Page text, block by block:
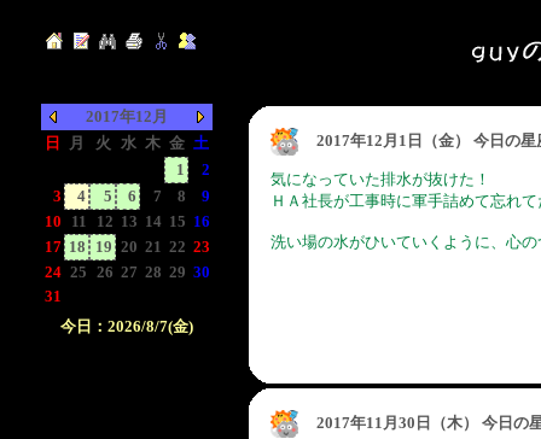
2017年12月
日
月 火 水 木 金 土
1
2
3
4 5 6 7 8
9
10
11 12 13 14 15 16
17 18 19 20 21 22 23
24 25 26 27 28 29 30
31
今日：2026/8/7(金)
2017年12月1日（金） 今日の
気になっていた排水が抜けた！
ＨＡ社長が工事時に軍手詰めて忘れ
洗い場の水がひいていくように、心
2017年11月30日（木） 今日の